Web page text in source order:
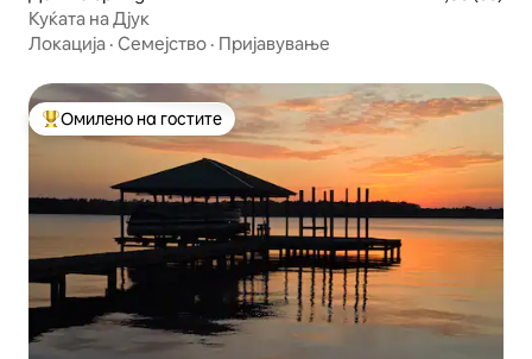
Куќата на Дјук
Локација · Семејство · Пријавување
Меѓу најуспешните „Омилени на гостите“
Омилено на гостите